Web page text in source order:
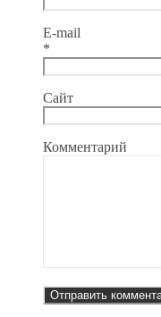
E-mail
*
Сайт
Комментарий